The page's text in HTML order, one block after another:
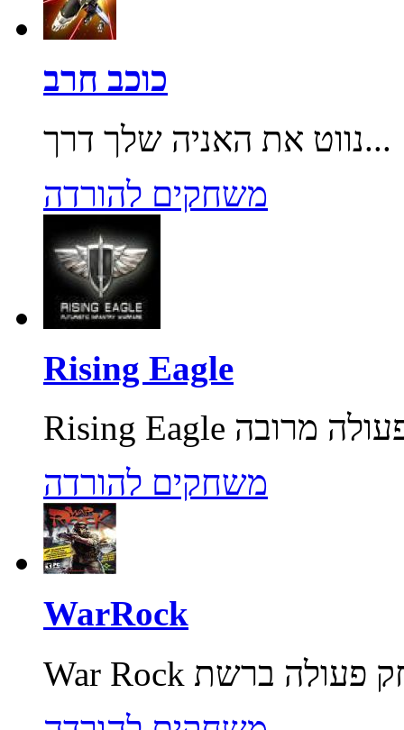
כוכב חרב
נווט את האניה שלך דרך...
משחקים להורדה
Rising Eagle
משחקים להורדה
WarRock